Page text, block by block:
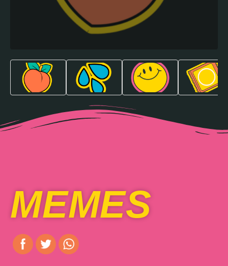
MEMES